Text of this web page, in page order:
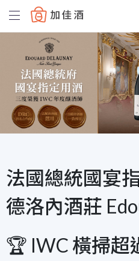
Baccus
法國總統國宴
德洛內酒莊
🏆 IWC 橫掃超